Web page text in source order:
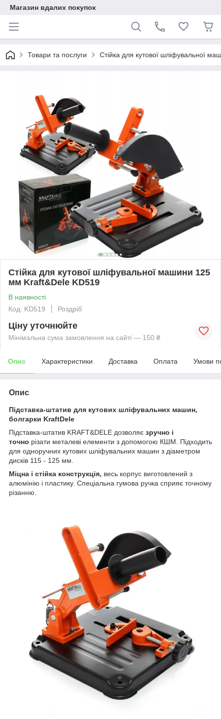
Магазин вдалих покупок
Товари та послуги Стійка для кутової шліфувальної
Стійка для кутової шліфувальної машини 125
мм Kraft&Dele KD519
В наявності
Код: KD519
Роздріб
Ціну уточнюйте
Мінімальна сума замовлення на сайті — 150 ₴
Опис Характеристики Доставка Оплата Умови
Опис
Підставка-штатив для кутових шліфувальних машин,
болгарки KraftDele
Підставка-штатив KRAFT&DELE дозволяє зручно і
точно різати металеві елементи з допомогою КШМ. Підходить
для одноручних кутових шліфувальних машин з діаметром
дисків 115 - 125 мм.
Міцна і стійка конструкція, весь корпус виготовлений з
алюмінію і пластику. Спеціальна гумова ручка сприяє точному
різанню.